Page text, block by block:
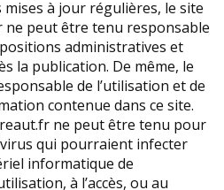
à jour régulières, le site
ne peut être tenu responsable
administratives et
la publication. De même, le
de l’utilisation et de
contenue dans ce site.
ne peut être tenu pour
qui pourraient infecter
informatique de
à l’accès, ou au